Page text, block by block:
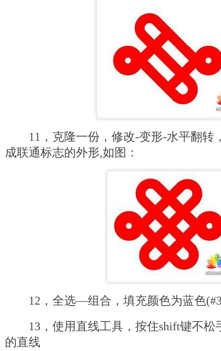
11，克隆一份，修改-变形-水平翻转
成联通标志的外形,如图：
12，全选—组合，填充颜色为蓝色
13，使用直线工具，按住shift键不松
的直线